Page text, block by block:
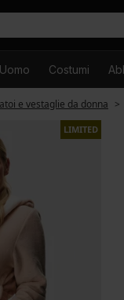
Uomo Costumi
e vestaglie da donna
LIMITED